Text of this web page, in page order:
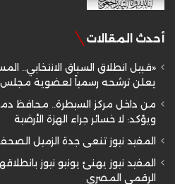
أحدث المقالات
«قبيل انطلاق السباق الانتخابي..
يعلن ترشحه رسمياً لعضوية مجلس
من داخل مركز السيطرة.. محافظ
ويؤكد: لا خسائر جراء الهزة الأرضية
المفيد نيوز تنعى جدة الزميل
المفيد نيوز يهنئ يونيو نيوز
الرقمي المصري